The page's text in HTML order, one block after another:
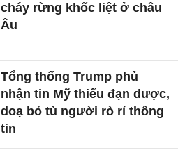
cháy rừng khốc liệt ở châu
Âu
Tổng thống Trump phủ
nhận tin Mỹ thiếu đạn dược,
doạ bỏ tù người rò rỉ thông
tin